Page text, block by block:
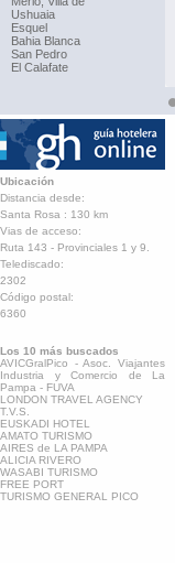
Ushuaia
Esquel
Bahia Blanca
San Pedro
El Calafate
Ubicación
Distancia desde:
Santa Rosa : 130 km
Vias de acceso:
Ruta 143 - Provinciales 1 y 9.
Telediscado:
2302
Código postal:
6360
Los 10 más buscados
AVICGralPico - Asoc. Viajantes
Industria y Comercio de La
Pampa - FUVA
LONDON TRAVEL AGENCY
T.V.S.
EUSKADI HOTEL
AMATO TURISMO
AIRES de LA PAMPA
ALICIA RIVERO
WASABI TURISMO
FREE PORT
TURISMO GENERAL PICO